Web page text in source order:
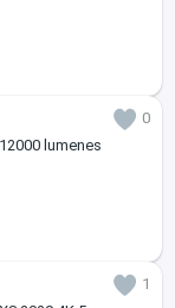
0
lumenes
1